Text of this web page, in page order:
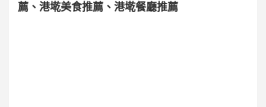
薦、港墘美食推薦、港墘餐廳推薦